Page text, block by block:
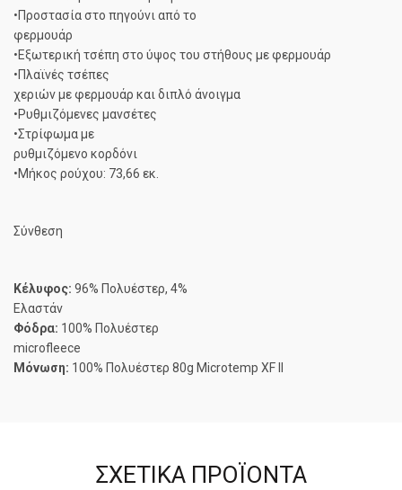
•Προστασία στο πηγούνι από το
φερμουάρ
•Εξωτερική τσέπη στο ύψος του στήθους με φερμουάρ
•Πλαϊνές τσέπες
χεριών με φερμουάρ και διπλό άνοιγμα
•Ρυθμιζόμενες μανσέτες
•Στρίφωμα με
ρυθμιζόμενο κορδόνι
•Μήκος ρούχου: 73,66 εκ.
Σύνθεση
Κέλυφος: 96% Πολυέστερ, 4%
Ελαστάν
Φόδρα: 100% Πολυέστερ
microfleece
Μόνωση: 100% Πολυέστερ 80g Microtemp XF II
ΣΧΕΤΙΚΆ ΠΡΟΪΌΝΤΑ